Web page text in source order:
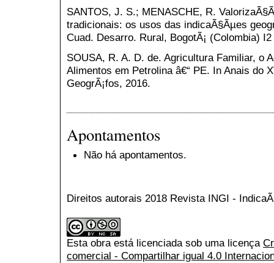
SANTOS, J. S.; MENASCHE, R.
tradicionais: os usos das indicaÃ§Ãµes
Cuad. Desarro. Rural, BogotÃ¡ (Colombia)
SOUSA, R. A. D. de. Agricultura Familiar, o
Alimentos em Petrolina â€“ PE. In Anais do
GeogrÃ¡fos, 2016.
Apontamentos
Não há apontamentos.
Direitos autorais 2018 Revista INGI -
Esta obra está licenciada sob uma licença
comercial - Compartilhar igual 4.0